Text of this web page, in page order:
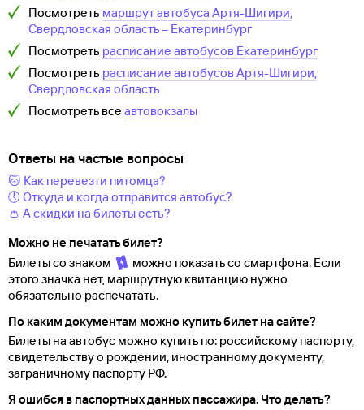
Посмотреть маршрут автобуса Артя-Шигири,
Свердловская область– Екатеринбург
Посмотреть расписание автобусов Екатеринбург
Посмотреть расписание автобусовАртя-Шигири,
Свердловская область
Посмотреть все автовокзалы
Ответы на частые вопросы
🐱 Как перевезти питомца?
🕔 Откуда и когда отправится автобус?
👛 А скидки на билеты есть?
Можно не печатать билет?
Билеты со знаком
можно показать со смартфона. Если
этого значка нет, маршрутную квитанцию нужно
обязательно распечатать.
По каким документам можно купить билет на сайте?
Билеты на автобус можно купить по: российскому паспорту,
свидетельству о рождении, иностранному документу,
заграничному паспорту РФ.
Я ошибся в паспортных данных пассажира. Что делать?